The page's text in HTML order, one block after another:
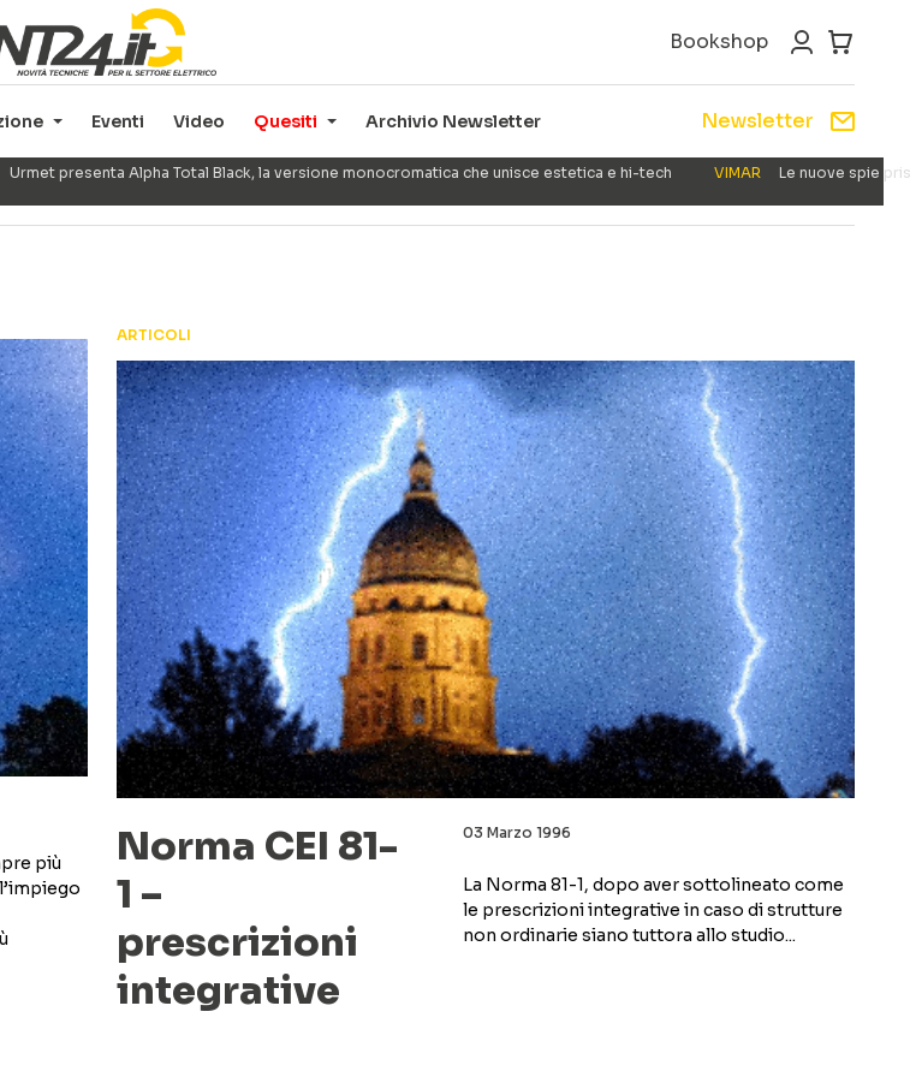
Bookshop
Eventi Video Quesiti Archivio Newsletter Newsletter
Urmet presenta Alpha Total Black, la versione monocromatica che unisce estetica e hi-tech VIMAR Le nuove spie
più
ARTICOLI
Norma CEI 81-
1 –
prescrizioni
integrative
03 Marzo 1996
La Norma 81-1, dopo aver sottolineato come
le prescrizioni integrative in caso di strutture
non ordinarie siano tuttora allo studio...